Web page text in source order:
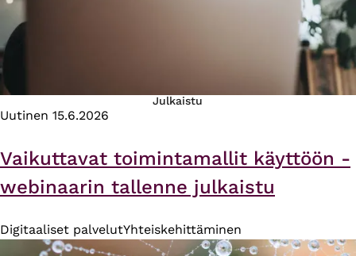
Julkaistu
Uutinen 15.6.2026
Vaikuttavat toimintamallit käyttöön -
webinaarin tallenne julkaistu
Digitaaliset palvelutYhteiskehittäminen